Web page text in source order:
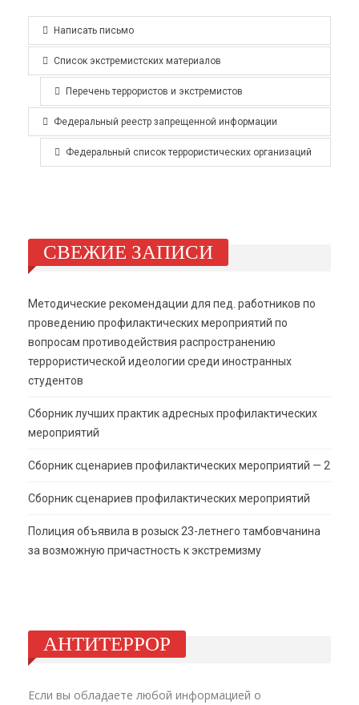
Написать письмо
Список экстремистских материалов
Перечень террористов и экстремистов
Федеральный реестр запрещенной информации
Федеральный список террористических организаций
СВЕЖИЕ ЗАПИСИ
Методические рекомендации для пед. работников по
проведению профилактических мероприятий по
вопросам противодействия распространению
террористической идеологии среди иностранных
студентов
Сборник лучших практик адресных профилактических
мероприятий
Сборник сценариев профилактических мероприятий — 2
Сборник сценариев профилактических мероприятий
Полиция объявила в розыск 23-летнего тамбовчанина
за возможную причастность к экстремизму
АНТИТЕРРОР
Если вы обладаете любой информацией о